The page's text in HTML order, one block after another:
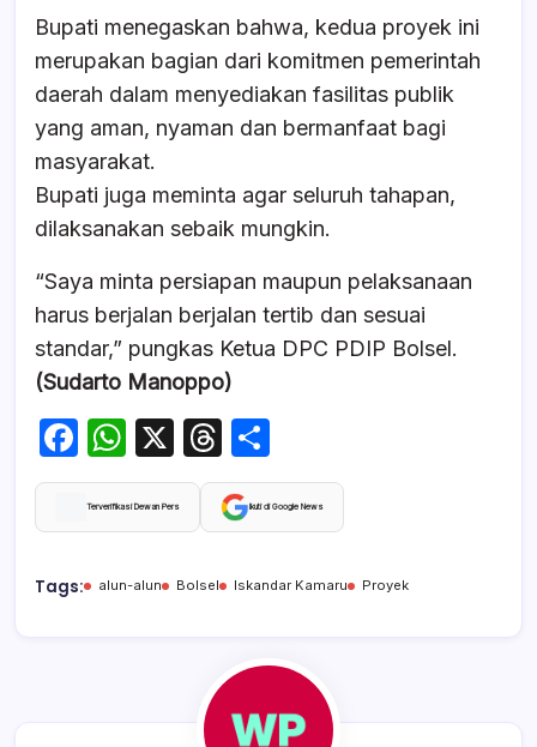
Bupati menegaskan bahwa, kedua proyek ini
merupakan bagian dari komitmen pemerintah
daerah dalam menyediakan fasilitas publik
yang aman, nyaman dan bermanfaat bagi
masyarakat.
Bupati juga meminta agar seluruh tahapan,
dilaksanakan sebaik mungkin.
“Saya minta persiapan maupun pelaksanaan
harus berjalan berjalan tertib dan sesuai
standar,” pungkas Ketua DPC PDIP Bolsel.
(Sudarto Manoppo)
F
a
c
b
W
h
at
A
X
T
hr
e
d
h
ar
Terverifikasi Dewan Pers Ikuti di Google News
Tags: alun-alun Bolsel Iskandar Kamaru Proyek